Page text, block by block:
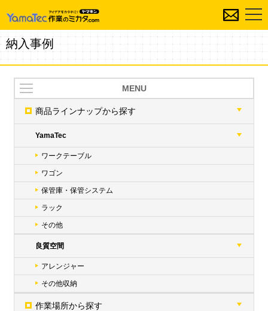
納入事例
MENU
商品ラインナップから探す
YamaTec
ワークテーブル
ワゴン
保管庫・保管システム
ラック
その他
良質空間
アレンジャー
その他収納
作業場所から探す